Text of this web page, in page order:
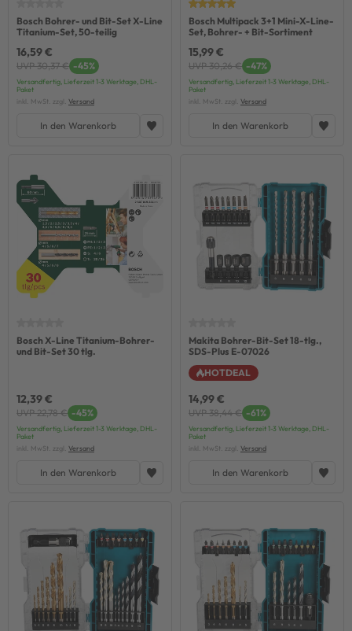
Bosch Bohrer- und Bit-Set X-Line
Titanium-Set, 50-teilig
16,59 €
UVP 30,37 € -45%
Versandfertig, Lieferzeit 1-3 Werktage, DHL-
Paket
inkl. MwSt. zzgl. Versand
In den Warenkorb
Bosch Multipack 3+1 Mini-X-Line-
Set, Bohrer- + Bit-Sortiment
15,99 €
UVP 30,26 € -47%
Versandfertig, Lieferzeit 1-3 Werktage, DHL-
Paket
inkl. MwSt. zzgl. Versand
In den Warenkorb
Bosch X-Line Titanium-Bohrer-
und Bit-Set 30 tlg.
12,39 €
UVP 22,78 € -45%
Versandfertig, Lieferzeit 1-3 Werktage, DHL-
Paket
inkl. MwSt. zzgl. Versand
In den Warenkorb
Makita Bohrer-Bit-Set 18-tlg.,
SDS-Plus E-07026
HOTDEAL
14,99 €
UVP 38,44 € -61%
Versandfertig, Lieferzeit 1-3 Werktage, DHL-
Paket
inkl. MwSt. zzgl. Versand
In den Warenkorb